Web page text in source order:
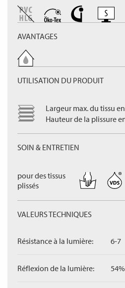
AVANTAGES
UTILISATION DU PRODUIT
Largeur max. du tissu
Hauteur de la plissure
SOIN & ENTRETIEN
pour des tissus
plissés
VALEURS TECHNIQUES
Résistance à la lumière: 6-7
Réflexion de la lumière: 54%